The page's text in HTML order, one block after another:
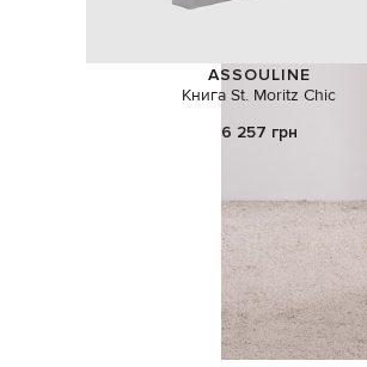
ASSOULINE
Книга St. Moritz Chic
6 257 грн